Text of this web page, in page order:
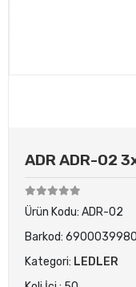
ADR ADR-02
Ürün Kodu: ADR-02
Barkod:
Kategori: LEDLER